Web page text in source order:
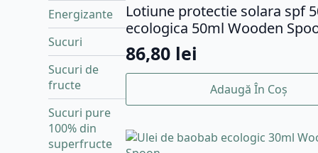
Energizante
Sucuri
Sucuri de
fructe
Sucuri pure
100% din
superfructe
Lotiune protectie solara spf
ecologica 50ml Wooden
86,80 lei
Adaugă În Coș